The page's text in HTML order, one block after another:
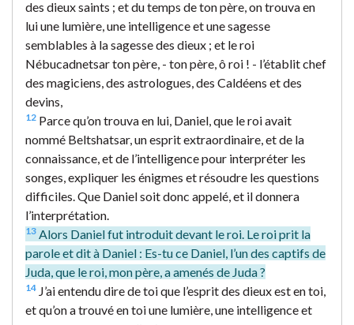
des dieux saints ; et du temps de ton père, on trouva en
lui une lumière, une intelligence et une sagesse
semblables à la sagesse des dieux ; et le roi
Nébucadnetsar ton père, - ton père, ô roi ! - l’établit chef
des magiciens, des astrologues, des Caldéens et des
devins,
12 Parce qu’on trouva en lui, Daniel, que le roi avait
nommé Beltshatsar, un esprit extraordinaire, et de la
connaissance, et de l’intelligence pour interpréter les
songes, expliquer les énigmes et résoudre les questions
difficiles. Que Daniel soit donc appelé, et il donnera
l’interprétation.
13 Alors Daniel fut introduit devant le roi. Le roi prit la
parole et dit à Daniel : Es-tu ce Daniel, l’un des captifs de
Juda, que le roi, mon père, a amenés de Juda ?
14 J’ai entendu dire de toi que l’esprit des dieux est en toi,
et qu’on a trouvé en toi une lumière, une intelligence et